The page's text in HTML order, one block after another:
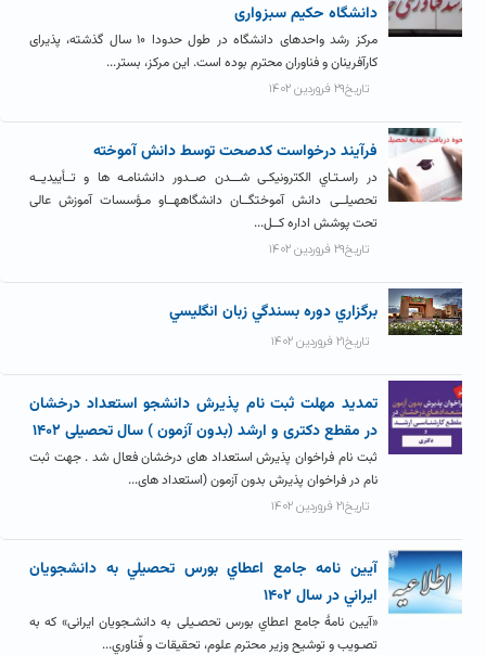
دانشگاه حکیم سبزواری
مرکز رشد واحدهای دانشگاه در طول حدودا ۱۰ سال گذشته، پذیرای
کارآفرینان و فناوران محترم بوده است. این مرکز، بستر...
تاریخ۲۹ فروردین ۱۴۰۲
فرآيند درخواست کدصحت توسط دانش آموخته
در راسـتـاي الکترونیکـی شـــدن صــدور دانشنامـه ها و تــأییدیــه
تحصیلــی دانش آموختگــان دانشگاههــاو مـؤسسات آموزش عالی
تحت پوشش اداره کــل...
تاریخ۲۹ فروردین ۱۴۰۲
برگزاري دوره بسندگي زبان انگليسي
تاریخ۲۱ فروردین ۱۴۰۲
تمدید مهلت ثبت نام پذیرش دانشجو استعداد درخشان
در مقطع دکتری و ارشد (بدون آزمون ) سال تحصیلی ۱۴۰۲
ثبت نام فراخوان پذیرش استعداد های درخشان فعال شد . جهت ثبت
نام در فراخوان پذیرش بدون آزمون (استعداد های...
تاریخ۲۱ فروردین ۱۴۰۲
آيين نامه جامع اعطاي بورس تحصيلي به دانشجويان
ايراني در سال ۱۴۰۲
«آیین نامۀ جامع اعطاي بورس تحصـیلی به دانشـجویان ایرانی» که به
تصـویب و توشیح وزیر محترم علوم، تحقیقات و فّناوري...